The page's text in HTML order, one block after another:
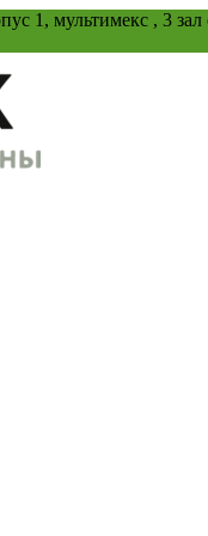
1, мультимекс , 3 зал